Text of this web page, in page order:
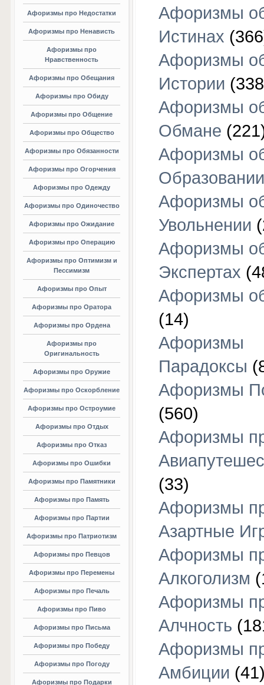
Афоризмы про Недостатки
Афоризмы про Ненависть
Афоризмы про
Нравственность
Афоризмы про Обещания
Афоризмы про Обиду
Афоризмы про Общение
Афоризмы про Общество
Афоризмы про Обязанности
Афоризмы про Огорчения
Афоризмы про Одежду
Афоризмы про Одиночество
Афоризмы про Ожидание
Афоризмы про Операцию
Афоризмы про Оптимизм и
Пессимизм
Афоризмы про Опыт
Афоризмы про Оратора
Афоризмы про Ордена
Афоризмы про
Оригинальность
Афоризмы про Оружие
Афоризмы про Оскорбление
Афоризмы про Остроумие
Афоризмы про Отдых
Афоризмы про Отказ
Афоризмы про Ошибки
Афоризмы про Памятники
Афоризмы про Память
Афоризмы про Партии
Афоризмы про Патриотизм
Афоризмы про Певцов
Афоризмы про Перемены
Афоризмы про Печаль
Афоризмы про Пиво
Афоризмы про Письма
Афоризмы про Победу
Афоризмы про Погоду
Афоризмы про Подарки
Афоризмы
Истинах
Афоризмы
Истории
Афоризмы
Обмане
Афоризмы
Образовании
Афоризмы
Увольнении
Афоризмы
Экспертах
Афоризмы
(14)
Афоризмы
Парадоксы
Афоризмы
(560)
Афоризмы
(33)
Афоризмы
Азартные
Афоризмы
Алкоголизм
Афоризмы
Алчность
Афоризмы
Амбиции